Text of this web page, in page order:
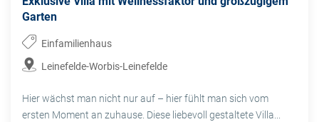
Garten
Einfamilienhaus
Leinefelde-Worbis-Leinefelde
Hier wächst man nicht nur auf – hier fühlt man sich vom
ersten Moment an zuhause. Diese liebevoll gestaltete Villa...